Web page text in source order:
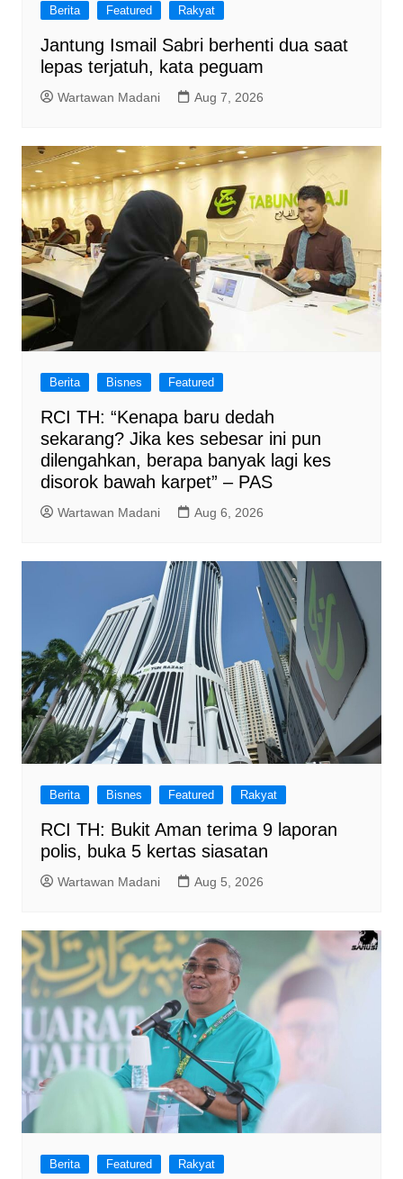
Berita Featured Rakyat
Jantung Ismail Sabri berhenti dua saat
lepas terjatuh, kata peguam
Wartawan Madani Aug 7, 2026
Berita Bisnes Featured
RCI TH: “Kenapa baru dedah
sekarang? Jika kes sebesar ini pun
dilengahkan, berapa banyak lagi kes
disorok bawah karpet” – PAS
Wartawan Madani Aug 6, 2026
Berita Bisnes Featured Rakyat
RCI TH: Bukit Aman terima 9 laporan
polis, buka 5 kertas siasatan
Wartawan Madani Aug 5, 2026
Berita Featured Rakyat